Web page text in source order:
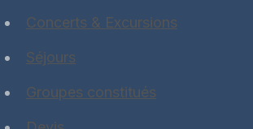
Concerts & Excursions
Séjours
Groupes constitués